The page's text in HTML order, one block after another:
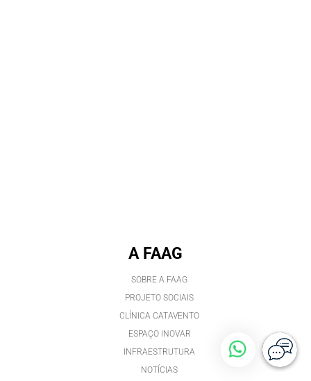
A FAAG
SOBRE A FAAG
PROJETO SOCIAIS
CLÍNICA CATAVENTO
ESPAÇO INOVAR
INFRAESTRUTURA
NOTÍCIAS